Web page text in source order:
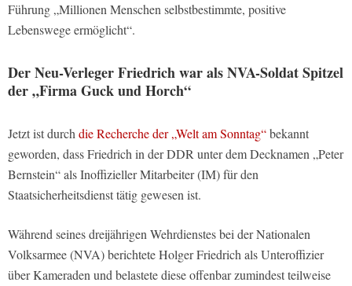
Führung „Millionen Menschen selbstbestimmte, positive
Lebenswege ermöglicht“.
Der Neu-Verleger Friedrich war als NVA-Soldat Spitzel
der „Firma Guck und Horch“
Jetzt ist durchdie Recherche der „Welt am Sonntag“bekannt
geworden, dass Friedrich in der DDR unter dem Decknamen „Peter
Bernstein“ als Inoffizieller Mitarbeiter (IM) für den
Staatsicherheitsdienst tätig gewesen ist.
Während seines dreijährigen Wehrdienstes bei der Nationalen
Volksarmee (NVA) berichtete Holger Friedrich als Unteroffizier
über Kameraden und belastete diese offenbar zumindest teilweise